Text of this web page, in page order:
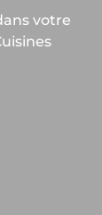
votre